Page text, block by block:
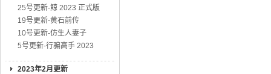
25号更新-鲸 2023 正式版
19号更新-黄石前传
10号更新-仿生人妻子
5号更新-行骗高手 2023
2023年2月更新